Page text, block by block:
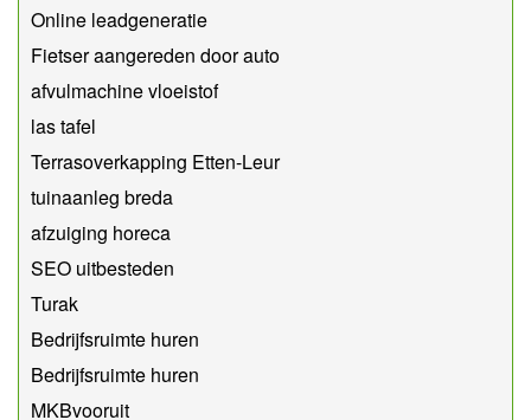
Online leadgeneratie
Fietser aangereden door auto
afvulmachine vloeistof
las tafel
Terrasoverkapping Etten-Leur
tuinaanleg breda
afzuiging horeca
SEO uitbesteden
Turak
Bedrijfsruimte huren
Bedrijfsruimte huren
MKBvooruit